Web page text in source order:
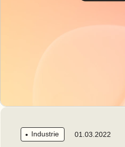
Industrie 01.03.2022